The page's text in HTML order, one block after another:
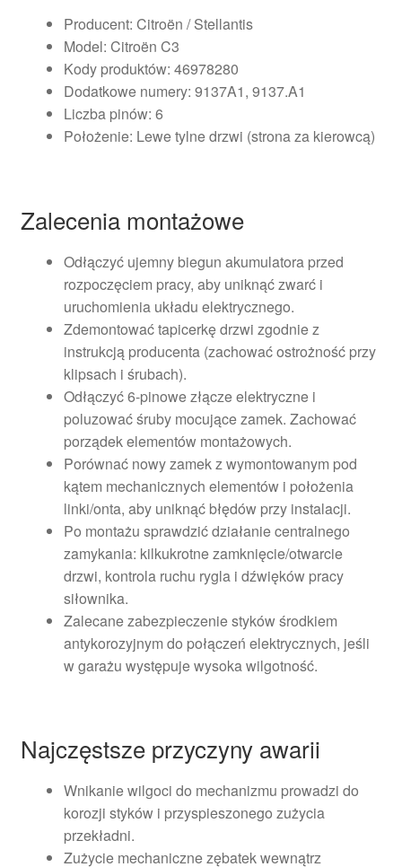
Producent: Citroën / Stellantis
Model: Citroën C3
Kody produktów: 46978280
Dodatkowe numery: 9137A1, 9137.A1
Liczba pinów: 6
Położenie: Lewe tylne drzwi (strona za kierowcą)
Zalecenia montażowe
Odłączyć ujemny biegun akumulatora przed
rozpoczęciem pracy, aby uniknąć zwarć i
uruchomienia układu elektrycznego.
Zdemontować tapicerkę drzwi zgodnie z
instrukcją producenta (zachować ostrożność przy
klipsach i śrubach).
Odłączyć 6-pinowe złącze elektryczne i
poluzować śruby mocujące zamek. Zachować
porządek elementów montażowych.
Porównać nowy zamek z wymontowanym pod
kątem mechanicznych elementów i położenia
linki/onta, aby uniknąć błędów przy instalacji.
Po montażu sprawdzić działanie centralnego
zamykania: kilkukrotne zamknięcie/otwarcie
drzwi, kontrola ruchu rygla i dźwięków pracy
siłownika.
Zalecane zabezpieczenie styków środkiem
antykorozyjnym do połączeń elektrycznych, jeśli
w garażu występuje wysoka wilgotność.
Najczęstsze przyczyny awarii
Wnikanie wilgoci do mechanizmu prowadzi do
korozji styków i przyspieszonego zużycia
przekładni.
Zużycie mechaniczne zębatek wewnątrz